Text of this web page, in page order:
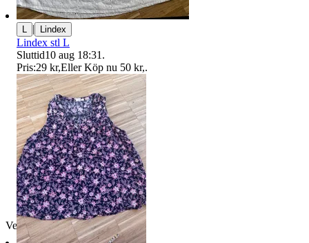
Verifierad
| Lindex
Lindex stl L
Sluttid10 aug 18:31 .
Pris:29 kr,Eller Köp nu 50 kr,.